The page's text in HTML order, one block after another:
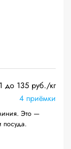
до 135 руб./кг
4 приёмки
Это —
посуда.